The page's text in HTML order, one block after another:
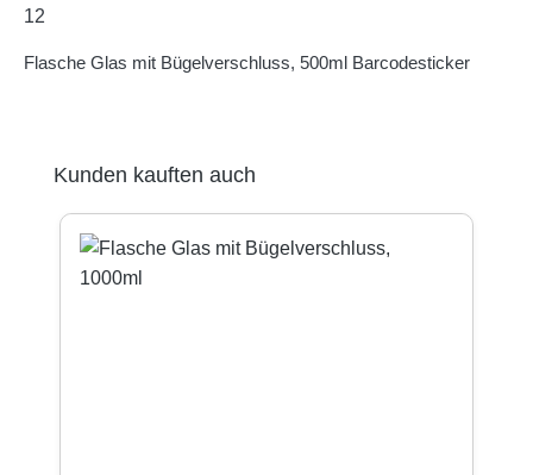
12
Flasche Glas mit Bügelverschluss, 500ml Barcodesticker
Produktgalerie überspringen
Kunden kauften auch